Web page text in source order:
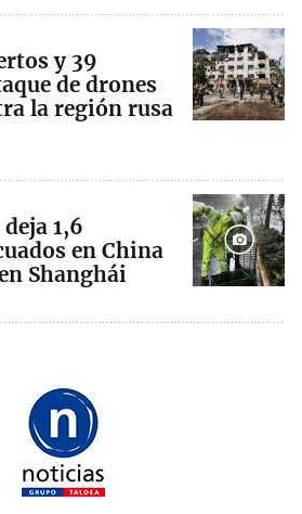
y 39
de drones
la región rusa
1,6
en China
Shanghái